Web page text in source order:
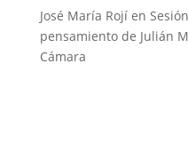
José María Rojíen
pensamiento de Julián
Cámara